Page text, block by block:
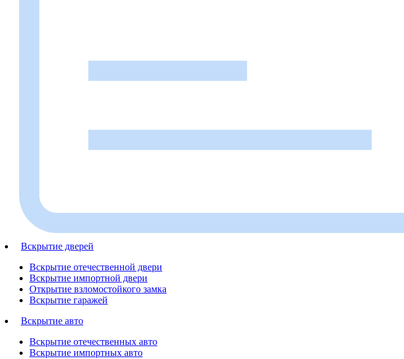
Вскрытие дверей
Вскрытие отечественной двери
Вскрытие импортной двери
Открытие взломостойкого замка
Вскрытие гаражей
Вскрытие авто
Вскрытие отечественных авто
Вскрытие импортных авто